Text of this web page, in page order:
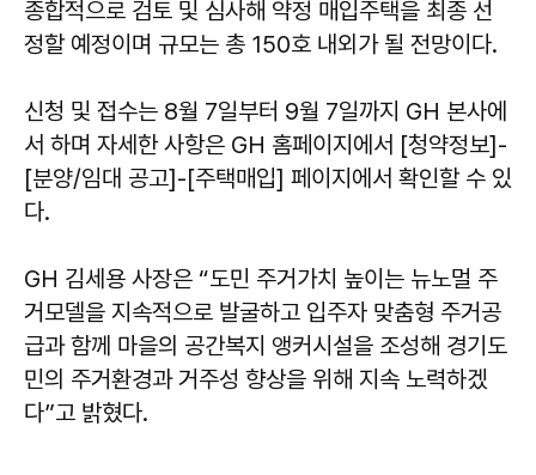
종합적으로 검토 및 심사해 약정 매입주택을 최종 선
정할 예정이며 규모는 총 150호 내외가 될 전망이다.
신청 및 접수는 8월 7일부터 9월 7일까지 GH 본사에
서 하며 자세한 사항은 GH 홈페이지에서 [청약정보]-
[분양/임대 공고]-[주택매입] 페이지에서 확인할 수 있
다.
GH 김세용 사장은 “도민 주거가치 높이는 뉴노멀 주
거모델을 지속적으로 발굴하고 입주자 맞춤형 주거공
급과 함께 마을의 공간복지 앵커시설을 조성해 경기도
민의 주거환경과 거주성 향상을 위해 지속 노력하겠
다”고 밝혔다.